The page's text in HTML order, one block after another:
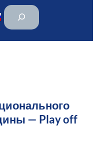
П
и
— Play off